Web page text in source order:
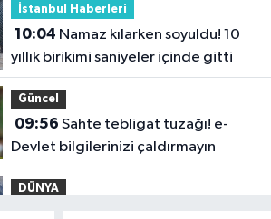
İstanbul Haberleri
10:04
yıllık birikimi saniyeler içinde gitti
Güncel
09:56
Devlet bilgilerinizi çaldırmayın
DÜNYA